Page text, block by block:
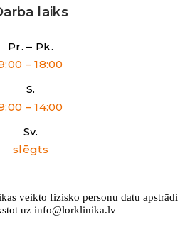
laiks
Pr. – Pk.
– 18:00
S.
– 14:00
Sv.
slēgts
veikto fizisko personu datu apstrādi
uz info@lorklinika.lv